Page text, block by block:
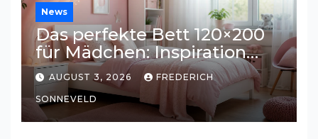
News
Das perfekte Bett 120×200
für Mädchen: Inspiration
und Tipps für ein
traumhaftes Kinderzimmer
AUGUST 3, 2026 FREDERICH
SONNEVELD